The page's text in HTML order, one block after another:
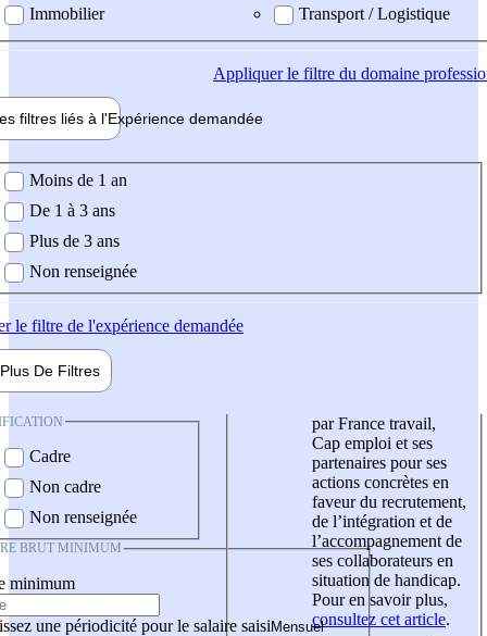
Immobilier
Transport / Logistique
Appliquerle filtre du domaine
filtres liés à l'Expérience demandée
demandée
Moins de 1 an
De 1 à 3 ans
Plus de 3 ans
Non renseignée
le filtre de l'expérience demandée
Plus De Filtres
Cadre
Non cadre
Non renseignée
BRUT MINIMUM
minimum
une périodicité pour le salaire saisi
par France travail,
Cap emploi et ses
partenaires pour ses
actions concrètes en
faveur du recrutement,
de l’intégration et de
l’accompagnement de
ses collaborateurs en
situation de handicap.
Pour en savoir plus,
consultez cet article.